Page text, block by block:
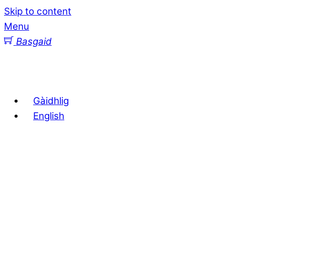
Skip to content
Menu
Basgaid
Gàidhlig
English